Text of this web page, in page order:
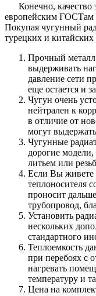
Конечно,
европейским ГОСТам
Покупая чугунный
турецких и китайских
Прочный
выдерживать
давление сети
еще остается и
Чугун очень
нейтрален к
в отличие от
могут
Чугунные
дорогие
литьем или
Если Вы живете
теплоносителя
проносит
трубопровод,
Установить
нескольких
стандартного
Теплоемкость
при перебоях с
нагревать
температуру и
Цена на